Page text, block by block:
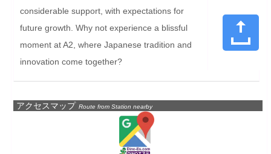
considerable support, with expectations for
future growth. Why not experience a blissful
moment at A2, where Japanese tradition and
innovation come together?
アクセスマップ Route from Station nearby